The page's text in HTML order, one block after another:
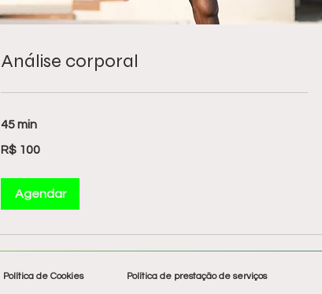
Análise corporal
45 min
Reais
R$ 100
Agendar
Política de Cookies Política de prestação de serviços